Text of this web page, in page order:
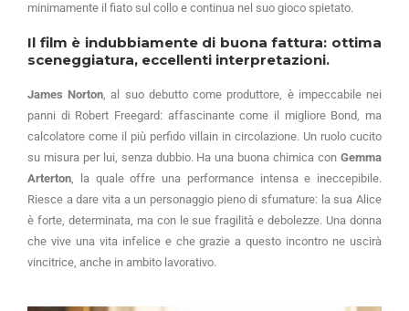
minimamente il fiato sul collo e continua nel suo gioco spietato.
Il film è indubbiamente di buona fattura: ottima
sceneggiatura, eccellenti interpretazioni.
James Norton, al suo debutto come produttore, è impeccabile nei
panni di Robert Freegard: affascinante come il migliore Bond, ma
calcolatore come il più perfido villain in circolazione. Un ruolo cucito
su misura per lui, senza dubbio. Ha una buona chimica con Gemma
Arterton, la quale offre una performance intensa e ineccepibile.
Riesce a dare vita a un personaggio pieno di sfumature: la sua Alice
è forte, determinata, ma con le sue fragilità e debolezze. Una donna
che vive una vita infelice e che grazie a questo incontro ne uscirà
vincitrice, anche in ambito lavorativo.